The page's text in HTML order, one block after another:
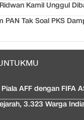
Kamil Unggul
PAN Tak Soal PKS
AFF dengan FIFA
3.323 Warga